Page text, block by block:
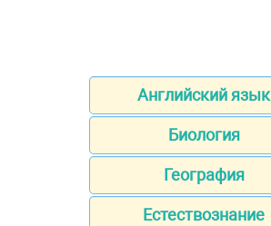
Английский язык
Биология
География
Естествознание